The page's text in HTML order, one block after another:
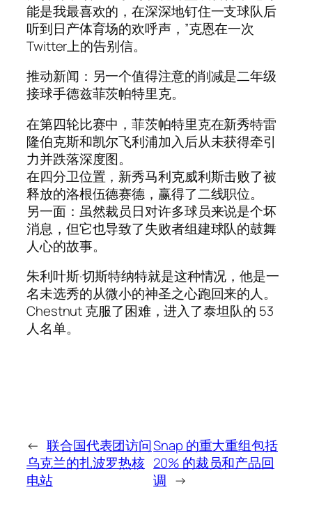
能是我最喜欢的，在深深地钉住一支球队后
听到日产体育场的欢呼声，”克恩在一次
Twitter上的告别信。
推动新闻：另一个值得注意的削减是二年级
接球手德兹菲茨帕特里克。
在第四轮比赛中，菲茨帕特里克在新秀特雷
隆伯克斯和凯尔飞利浦加入后从未获得牵引
力并跌落深度图。
在四分卫位置，新秀马利克威利斯击败了被
释放的洛根伍德赛德，赢得了二线职位。
另一面：虽然裁员日对许多球员来说是个坏
消息，但它也导致了失败者组建球队的鼓舞
人心的故事。
朱利叶斯·切斯特纳特就是这种情况，他是一
名未选秀的从微小的神圣之心跑回来的人。
Chestnut 克服了困难，进入了泰坦队的 53
人名单。
← 联合国代表团访问
乌克兰的扎波罗热核
电站
Snap 的重大重组包括
20% 的裁员和产品回
调 →